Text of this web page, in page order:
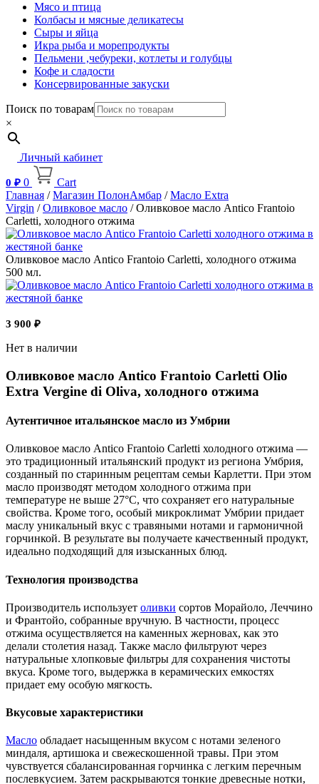
Мясо и птица
Колбасы и мясные деликатесы
Сыры и яйца
Икра рыба и морепродукты
Пельмени ,чебуреки, котлеты и голубцы
Кофе и сладости
Консервированные закуски
Поиск по товарам
×
Личный кабинет
0 ₽ 0
Cart
Главная /Магазин ПолонАмбар /Масло Extra
Virgin /Оливковое масло / Оливковое масло Antico Frantoio
Carletti, холодного отжима
Оливковое масло Antico Frantoio Carletti, холодного отжима
500 мл.
3 900 ₽
Нет в наличии
Оливковое масло Antico Frantoio Carletti Olio
Extra Vergine di Oliva, холодного отжима
Аутентичное итальянское масло из Умбрии
Оливковое масло Antico Frantoio Carletti холодного отжима —
это традиционный итальянский продукт из региона Умбрия,
созданный по старинным рецептам семьи Карлетти. При этом
масло производят методом холодного отжима при
температуре не выше 27°C, что сохраняет его натуральные
свойства. Кроме того, особый микроклимат Умбрии придает
маслу уникальный вкус с травяными нотами и гармоничной
горчинкой. В результате вы получаете качественный продукт,
идеально подходящий для изысканных блюд.
Технология производства
Производитель использует оливки сортов Морайоло, Леччино
и Франтойо, собранные вручную. В частности, процесс
отжима осуществляется на каменных жерновах, как это
делали столетия назад. Также масло фильтруют через
натуральные хлопковые фильтры для сохранения чистоты
вкуса. Кроме того, выдержка в керамических емкостях
придает ему особую мягкость.
Вкусовые характеристики
Масло обладает насыщенным вкусом с нотами зеленого
миндаля, артишока и свежескошенной травы. При этом
чувствуется сбалансированная горчинка с легким перечным
послевкусием. Затем раскрываются тонкие древесные нотки,